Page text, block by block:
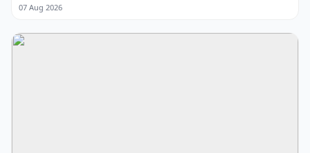
07 Aug 2026